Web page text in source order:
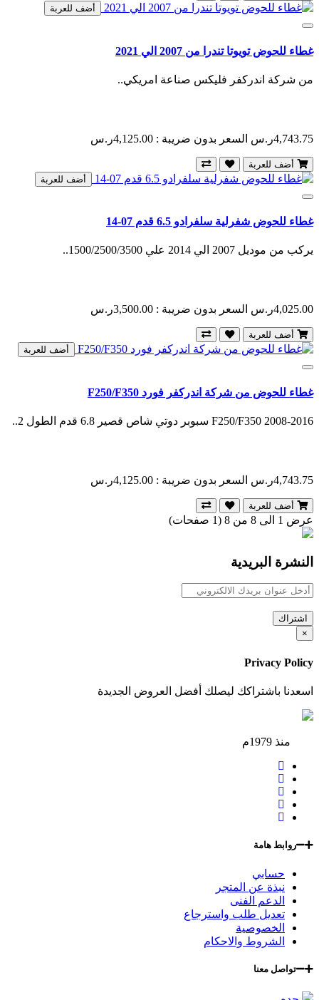
أضف للعربة
غطاء للحوض تويوتا تندرا من 2007 الي 2021
من شركة اندركفر فليكس صناعة امريكي..
4,743.75ر.س السعر بدون ضريبة : 4,125.00ر.س
أضف للعربة
أضف للعربة
غطاء للحوض شفرلية سلفرادو 6.5 قدم 07-14
يركب من موديل 2007 الي 2014 علي 1500/2500/3500..
4,025.00ر.س السعر بدون ضريبة : 3,500.00ر.س
أضف للعربة
أضف للعربة
غطاء للحوض من شركة اندركفر فورد F250/F350
F250/F350 2008-2016 سبوبر دوتي شاص قصير 6.8 قدم الطول 2..
4,743.75ر.س السعر بدون ضريبة : 4,125.00ر.س
أضف للعربة
عرض 1 الى 8 من 8 (1 صفحات)
النشرة البريدية
اشتراك
×
Privacy Policy
اسعدنا باشتراكك ليصلك أفضل العروض الجديدة
منذ 1979م
روابط هامة
حسابي
نبذة عن المتجر
الدعم الفنى
تعديل طلب واسترجاع
الخصوصية
الشروط والاحكام
تواصل معنا